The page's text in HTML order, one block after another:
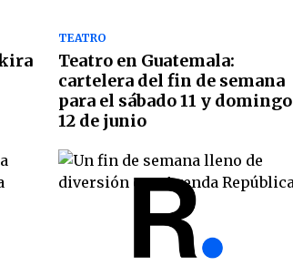
TEATRO
Teatro en Guatemala:
cartelera del fin de semana
para el sábado 11 y domingo
12 de junio